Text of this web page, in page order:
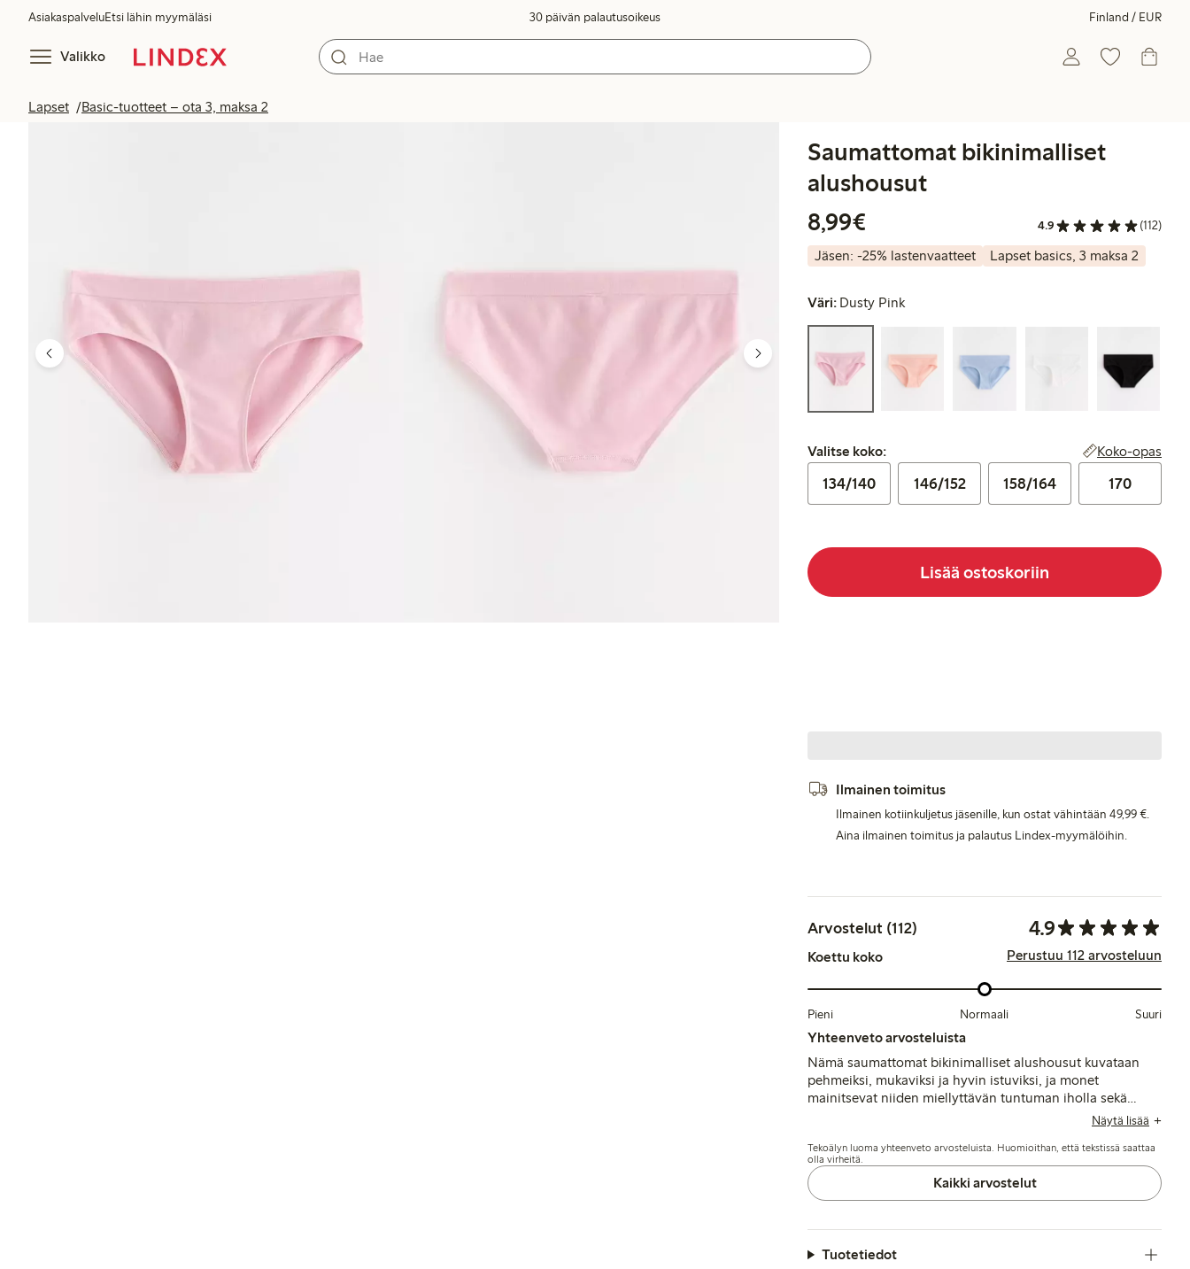
AsiakaspalveluEtsi lähin myymäläsi 30 päivän palautusoikeus Finland / EUR
Valikko
Lapset Basic-tuotteet – ota 3, maksa 2
Saumattomat bikinimalliset
alushousut
8,99€
4.9 (112)
Jäsen: -25% lastenvaatteet Lapset basics, 3 maksa 2
Väri: Dusty Pink
Valitse koko:
Valitse koko: Koko-opas
134/140 146/152 158/164 170
Lisää ostoskoriin
Ilmainen toimitus
Ilmainen kotiinkuljetus jäsenille, kun ostat vähintään 49,99 €.
Aina ilmainen toimitus ja palautus Lindex-myymälöihin.
Arvostelut (112) 4.9
Koettu koko Perustuu 112 arvosteluun
Pieni Normaali Suuri
Yhteenveto arvosteluista
Nämä saumattomat bikinimalliset alushousut kuvataan
pehmeiksi, mukaviksi ja hyvin istuviksi, ja monet
mainitsevat niiden miellyttävän tuntuman iholla sekä
hyvän joustavuuden. Jotkut mainitsevat, että koko on
raportoidaan yleisesti positiivisina.
Näytä lisää
Tekoälyn luoma yhteenveto arvosteluista. Huomioithan, että tekstissä saattaa
olla virheitä.
Kaikki arvostelut
Tuotetiedot